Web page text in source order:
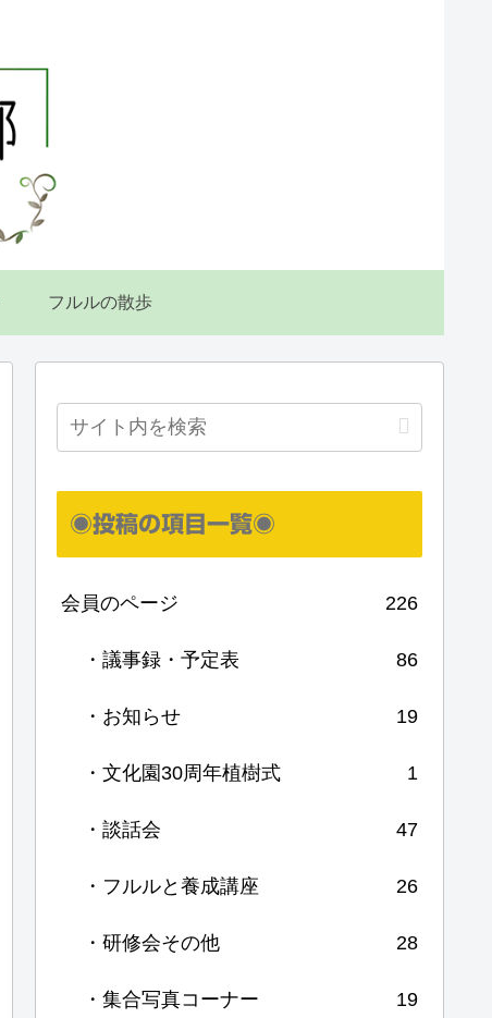
フルルの散歩
◉投稿の項目一覧◉
会員のページ 226
・議事録・予定表 86
・お知らせ 19
・文化園30周年植樹式 1
・談話会 47
・フルルと養成講座 26
・研修会その他 28
・集合写真コーナー 19